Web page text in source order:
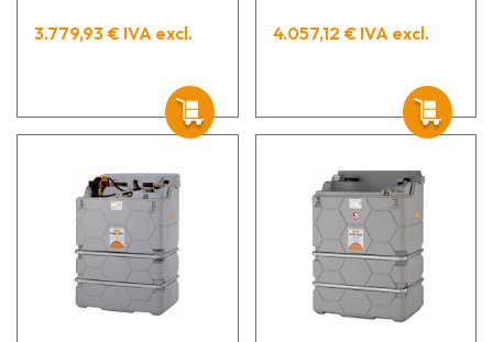
3.779,93 € IVA excl.
4.057,12 € IVA excl.